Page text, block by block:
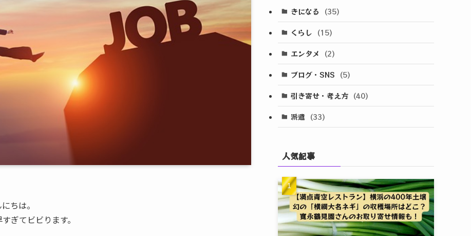
ちは。
ぎてビビります。
きになる (35)
くらし (15)
エンタメ (2)
ブログ・SNS (5)
引き寄せ・考え方 (40)
派遣 (33)
人気記事